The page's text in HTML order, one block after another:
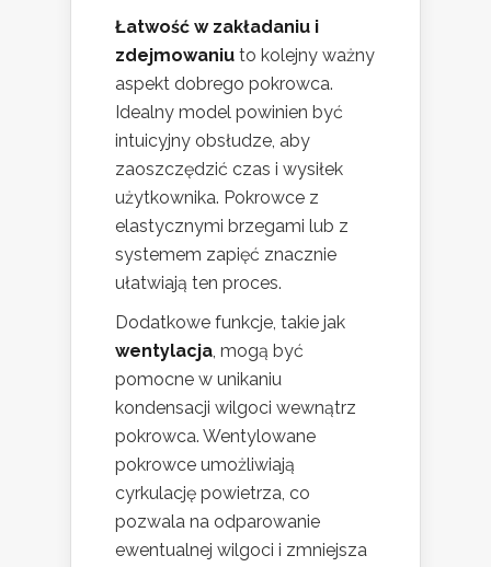
Łatwość w zakładaniu i
zdejmowaniu to kolejny ważny
aspekt dobrego pokrowca.
Idealny model powinien być
intuicyjny obsłudze, aby
zaoszczędzić czas i wysiłek
użytkownika. Pokrowce z
elastycznymi brzegami lub z
systemem zapięć znacznie
ułatwiają ten proces.
Dodatkowe funkcje, takie jak
wentylacja, mogą być
pomocne w unikaniu
kondensacji wilgoci wewnątrz
pokrowca. Wentylowane
pokrowce umożliwiają
cyrkulację powietrza, co
pozwala na odparowanie
ewentualnej wilgoci i zmniejsza